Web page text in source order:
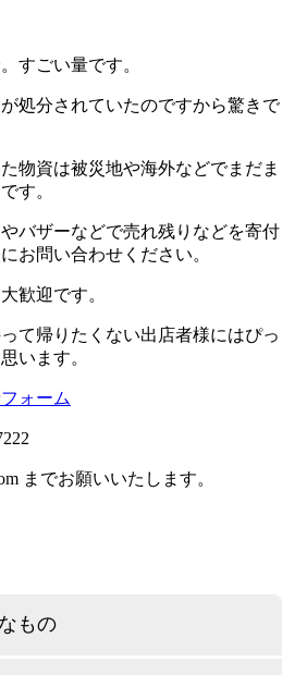
すごい量です。
処分されていたのですから驚きで
物資は被災地や海外などでまだま
す。
バザーなどで売れ残りなどを寄付
お問い合わせください。
歓迎です。
て帰りたくない出店者様にはぴっ
います。
ォーム
までお願いいたします。
もの